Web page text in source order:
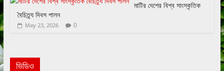
মাটির দেশের বিশ্ব সাংস্কৃতিক
বৈচিত্র্য দিবস পালন
May 23, 2026 0
ভিডিও